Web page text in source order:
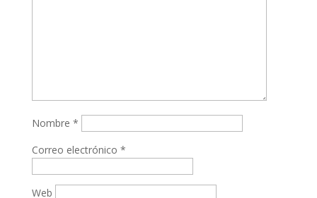
Nombre *
Correo electrónico *
Web